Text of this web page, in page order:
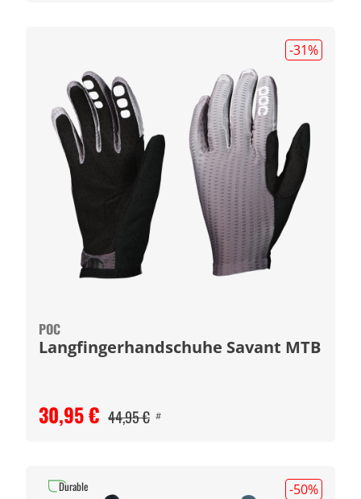
-31%
POC
Langfingerhandschuhe Savant MTB
30,95 € 44,95 € #
-50%
Durable